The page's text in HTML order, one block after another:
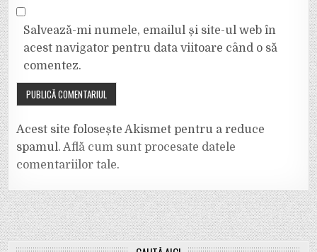
Salvează-mi numele, emailul și site-ul web în
acest navigator pentru data viitoare când o să
comentez.
Acest site folosește Akismet pentru a reduce
spamul.Află cum sunt procesate datele
comentariilor tale.